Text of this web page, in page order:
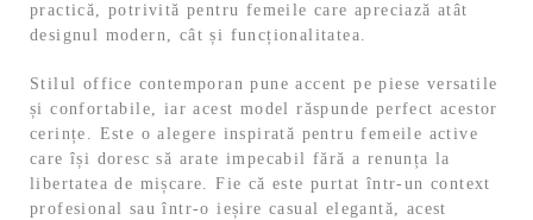
practică, potrivită pentru femeile care apreciază atât
designul modern, cât și funcționalitatea.
Stilul office contemporan pune accent pe piese versatile
și confortabile, iar acest model răspunde perfect acestor
cerințe. Este o alegere inspirată pentru femeile active
care își doresc să arate impecabil fără a renunța la
libertatea de mișcare. Fie că este purtat într-un context
profesional sau într-o ieșire casual elegantă, acest